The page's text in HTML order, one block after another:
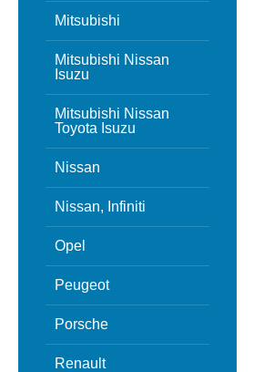
Mitsubishi
Mitsubishi Nissan
Isuzu
Mitsubishi Nissan
Toyota Isuzu
Nissan
Nissan, Infiniti
Opel
Peugeot
Porsche
Renault